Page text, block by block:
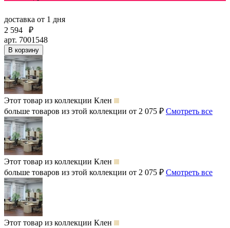
доставка от 1 дня
2 594
₽
арт. 7001548
В корзину
Этот товар из коллекции Клен
больше товаров из этой коллекции от 2 075 ₽ Смотреть все
Этот товар из коллекции Клен
больше товаров из этой коллекции от 2 075 ₽ Смотреть все
Этот товар из коллекции Клен